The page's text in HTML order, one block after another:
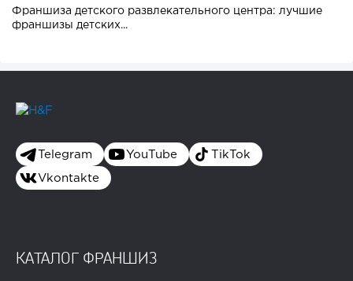
Франшиза детского развлекательного центра: лучшие
франшизы детских...
Telegram YouTube TikTok
Vkontakte
КАТАЛОГ ФРАНШИЗ